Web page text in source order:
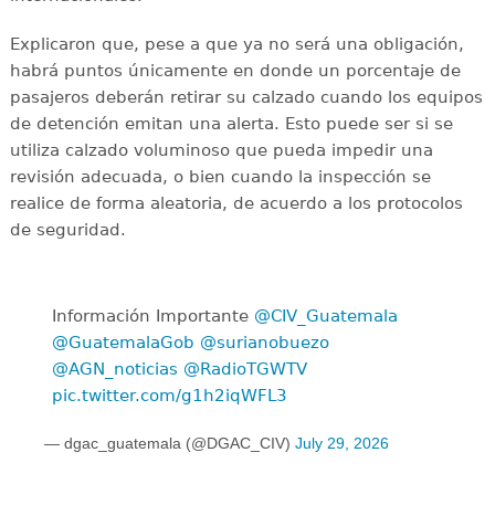
Explicaron que, pese a que ya no será una obligación,
habrá puntos únicamente en donde un porcentaje de
pasajeros deberán retirar su calzado cuando los equipos
de detención emitan una alerta. Esto puede ser si se
utiliza calzado voluminoso que pueda impedir una
revisión adecuada, o bien cuando la inspección se
realice de forma aleatoria, de acuerdo a los protocolos
de seguridad.
Información Importante @CIV_Guatemala
@GuatemalaGob @surianobuezo
@AGN_noticias @RadioTGWTV
pic.twitter.com/g1h2iqWFL3
— dgac_guatemala (@DGAC_CIV) July 29, 2026